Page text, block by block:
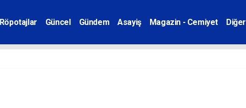
Röpotajlar Güncel Gündem Asayiş Magazin - Cemiyet Diğer